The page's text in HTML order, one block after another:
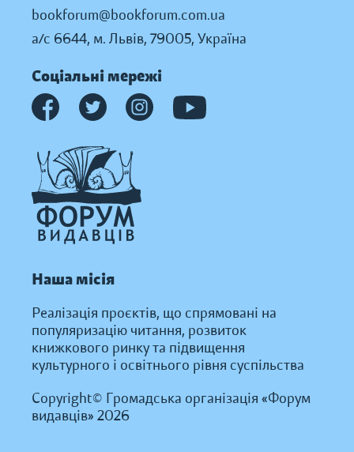
bookforum@bookforum.com.ua
а/с 6644, м. Львів, 79005, Україна
Соціальні мережі
Наша місія
Реалізація проєктів, що спрямовані на
популяризацію читання, розвиток
книжкового ринку та підвищення
культурного і освітнього рівня суспільства
Copyright© Громадська організація «Форум
видавців» 2026